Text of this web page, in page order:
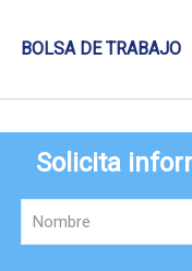
BOLSA DE TRABAJO
Solicita